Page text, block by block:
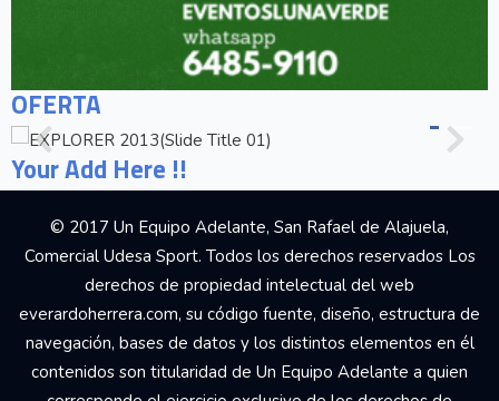
OFERTA
Your Add Here !!
© 2017 Un Equipo Adelante, San Rafael de Alajuela,
Comercial Udesa Sport. Todos los derechos reservados Los
derechos de propiedad intelectual del web
everardoherrera.com, su código fuente, diseño, estructura de
navegación, bases de datos y los distintos elementos en él
contenidos son titularidad de Un Equipo Adelante a quien